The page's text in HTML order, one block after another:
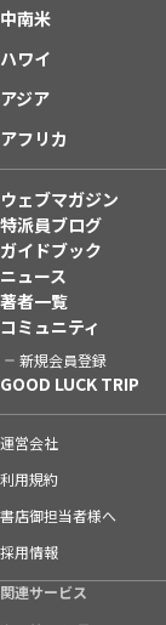
中南米
ハワイ
アジア
アフリカ
ウェブマガジン
特派員ブログ
ガイドブック
ニュース
著者一覧
コミュニティ
新規会員登録
GOOD LUCK TRIP
運営会社
利用規約
書店御担当者様へ
採用情報
関連サービス